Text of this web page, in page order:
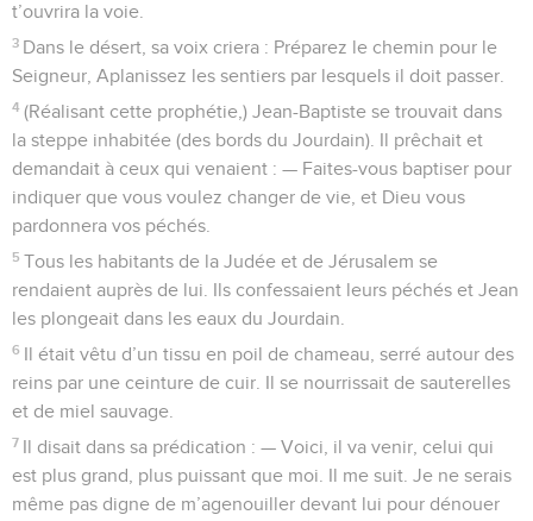
t’ouvrira la voie.
3 Dans le désert, sa voix criera : Préparez le chemin pour le
Seigneur, Aplanissez les sentiers par lesquels il doit passer.
4 (Réalisant cette prophétie,) Jean-Baptiste se trouvait dans
la steppe inhabitée (des bords du Jourdain). Il prêchait et
demandait à ceux qui venaient : — Faites-vous baptiser pour
indiquer que vous voulez changer de vie, et Dieu vous
pardonnera vos péchés.
5 Tous les habitants de la Judée et de Jérusalem se
rendaient auprès de lui. Ils confessaient leurs péchés et Jean
les plongeait dans les eaux du Jourdain.
6 Il était vêtu d’un tissu en poil de chameau, serré autour des
reins par une ceinture de cuir. Il se nourrissait de sauterelles
et de miel sauvage.
7 Il disait dans sa prédication : — Voici, il va venir, celui qui
est plus grand, plus puissant que moi. Il me suit. Je ne serais
même pas digne de m’agenouiller devant lui pour dénouer